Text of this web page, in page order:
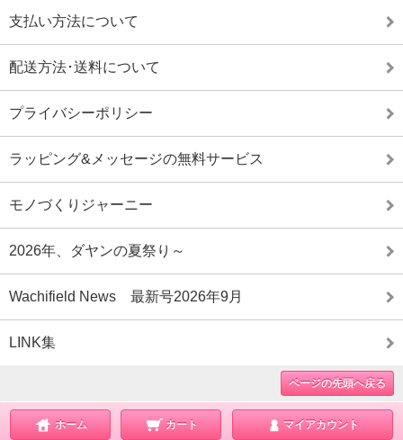
支払い方法について
配送方法･送料について
プライバシーポリシー
ラッピング&メッセージの無料サービス
モノづくりジャーニー
2026年、ダヤンの夏祭り～
Wachifield News 最新号2026年9月
LINK集
ページの先頭へ戻る
ホーム カート マイアカウント